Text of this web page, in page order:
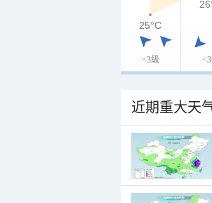
<3级
25°C
25°C
近期重大天